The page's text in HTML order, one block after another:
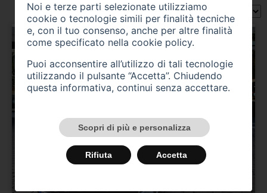
Ordina per:
Noi e terze parti selezionate utilizziamo
cookie o tecnologie simili per finalità tecniche
e, con il tuo consenso, anche per altre finalità
come specificato nella cookie policy.
Puoi acconsentire all’utilizzo di tali tecnologie
utilizzando il pulsante “Accetta”. Chiudendo
questa informativa, continui senza accettare.
Scopri di più e personalizza
Rifiuta Accetta